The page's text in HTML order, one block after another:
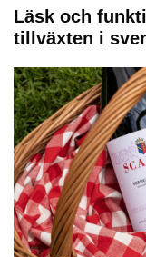
Läsk och
tillväxten i